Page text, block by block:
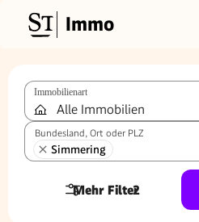
Immo
Immobilienart
Bundesland, Ort oder PLZ
Simmering
Mehr Filter
2